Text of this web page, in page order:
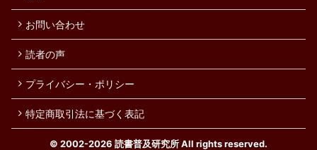
お問い合わせ
読者の声
プライバシー・ポリシー
特定商取引法に基づく表記
© 2002-2026 読書普及研究所 All rights reserved.